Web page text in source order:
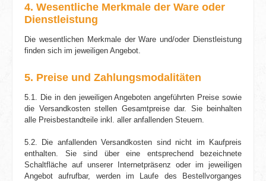
4. Wesentliche Merkmale der Ware oder
Dienstleistung
Die wesentlichen Merkmale der Ware und/oder Dienstleistung
finden sich im jeweiligen Angebot.
5. Preise und Zahlungsmodalitäten
5.1. Die in den jeweiligen Angeboten angeführten Preise sowie
die Versand­kosten stellen Gesamtpreise dar. Sie beinhalten
alle Preisbestandteile inkl. aller anfallenden Steuern.
5.2. Die anfallenden Versandkosten sind nicht im Kaufpreis
enthalten. Sie sind über eine entsprechend bezeichnete
Schaltfläche auf unserer Internetpräsenz oder im jeweiligen
Angebot aufrufbar, werden im Laufe des Bestellvorganges